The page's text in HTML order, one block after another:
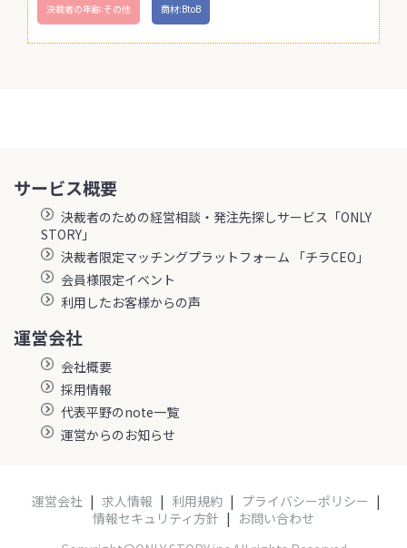
決裁者の年齢:その他 商材:BtoB
サービス概要
決裁者のための経営相談・発注先探しサービス「ONLY
STORY」
決裁者限定マッチングプラットフォーム 「チラCEO」
会員様限定イベント
利用したお客様からの声
運営会社
会社概要
採用情報
代表平野のnote一覧
運営からのお知らせ
運営会社 | 求人情報 | 利用規約 | プライバシーポリシー |
情報セキュリティ方針 | お問い合わせ